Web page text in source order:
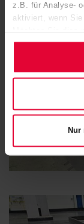
z.B. für Analyse-
aktiviert, wenn
Cookies
die
Website) bzw. der
Nur